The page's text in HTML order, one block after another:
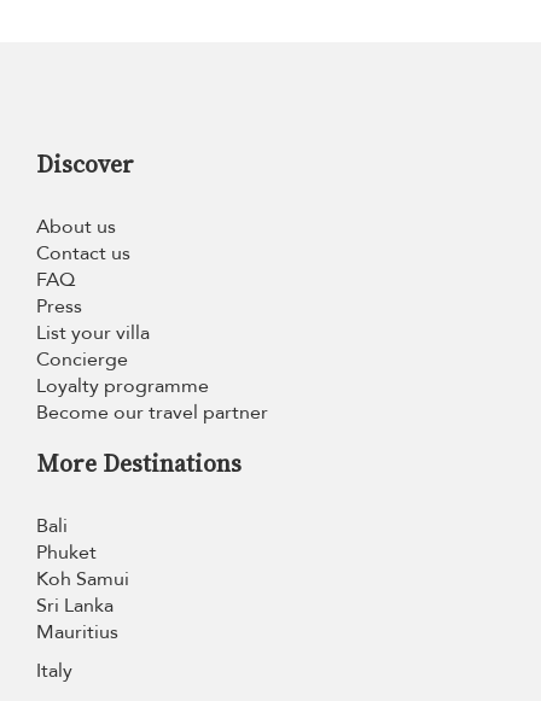
Discover
About us
Contact us
FAQ
Press
List your villa
Concierge
Loyalty programme
Become our travel partner
More Destinations
Bali
Phuket
Koh Samui
Sri Lanka
Mauritius
Italy